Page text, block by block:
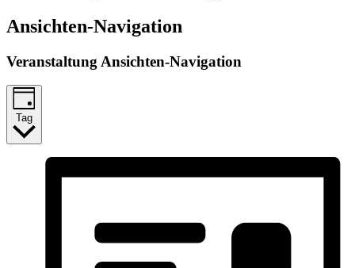
Ansichten-Navigation
Veranstaltung Ansichten-Navigation
Tag